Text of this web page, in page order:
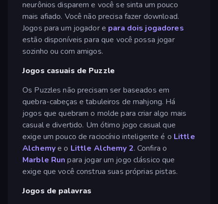
neurônios disparem e você se sinta um pouco
mais afiado. Você não precisa fazer download.
Jogos para um jogador e para dois jogadores
estão disponíveis para que você possa jogar
sozinho ou com amigos.
Jogos casuais de Puzzle
Os Puzzles não precisam ser baseados em
quebra-cabeças e tabuleiros de mahjong. Há
jogos que quebram o molde para criar algo mais
casual e divertido. Um ótimo jogo casual que
exige um pouco de raciocínio inteligente é o Little
Alchemye o Little Alchemy 2. Confira o
Marble Runpara jogar um jogo clássico que
exige que você construa suas próprias pistas.
Jogos de palavras